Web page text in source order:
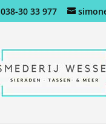
038-30 33 977